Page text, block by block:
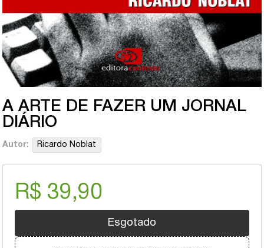
A ARTE DE FAZER UM JORNAL
DIÁRIO
Autor: Ricardo Noblat
R$ 39,90
Esgotado